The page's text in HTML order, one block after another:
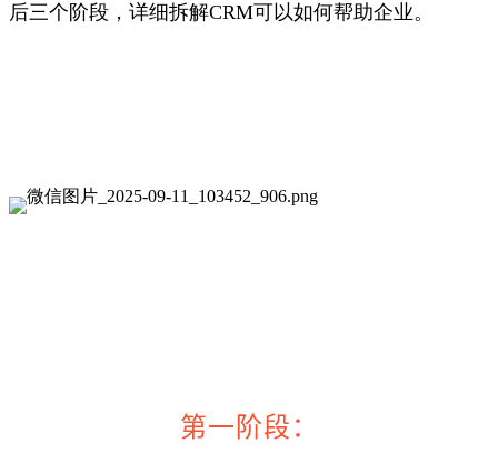
后三个阶段，详细拆解CRM可以如何帮助企业。
第一阶段：